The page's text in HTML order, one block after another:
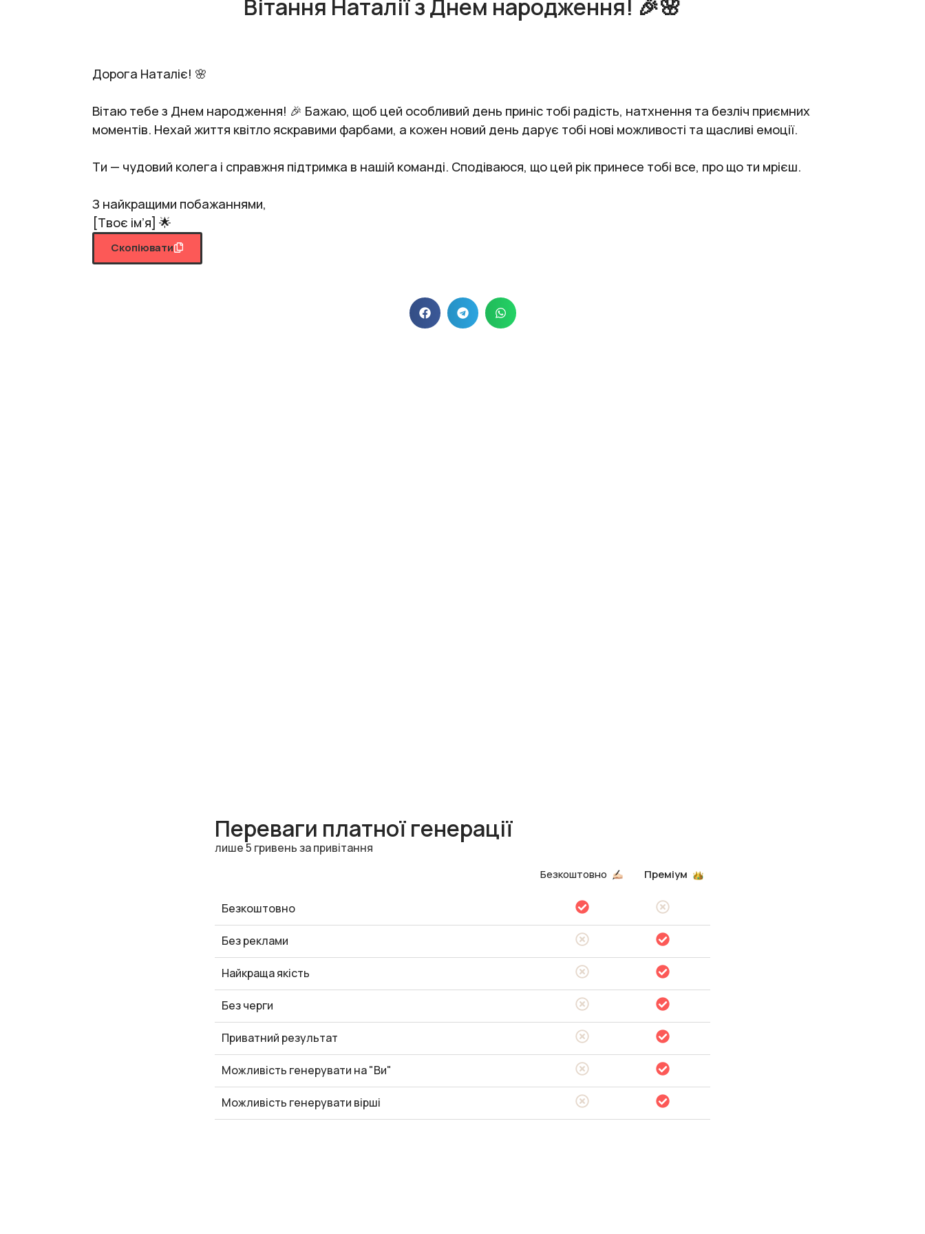
Вітання Наталії з Днем народження! 🎉🌸
Дорога Наталіє! 🌸
Вітаю тебе з Днем народження! 🎉 Бажаю, щоб цей особливий день приніс тобі радість, натхнення та безліч приємних
моментів. Нехай життя квітло яскравими фарбами, а кожен новий день дарує тобі нові можливості та щасливі емоції.
Ти — чудовий колега і справжня підтримка в нашій команді. Сподіваюся, що цей рік принесе тобі все, про що ти мрієш.
З найкращими побажаннями,
[Твоє ім’я] 🌟
Скопіювати
Переваги платної генерації
лише 5 гривень за привітання
Безкоштовно Преміум
Безкоштовно
Без реклами
Найкраща якість
Без черги
Приватний результат
Можливість генерувати на "Ви"
Можливість генерувати вірші